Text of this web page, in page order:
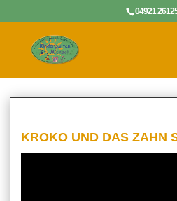
04921
KROKO UND DAS ZAHN